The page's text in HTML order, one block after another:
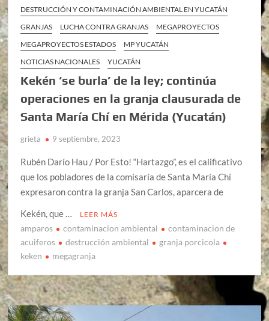
DESTRUCCIÓN Y CONTAMINACIÓN AMBIENTAL EN YUCATÁN
GRANJAS
LUCHA CONTRA GRANJAS
MEGAPROYECTOS
MEGAPROYECTOS ESTADOS
MP YUCATÁN
NOTICIAS NACIONALES
YUCATÁN
Kekén ‘se burla’ de la ley; continúa
operaciones en la granja clausurada de
Santa María Chí en Mérida (Yucatán)
grieta 9 septiembre, 2023
Rubén Darío Hau / Por Esto! “Hartazgo”, es el calificativo
que los pobladores de la comisaría de Santa María Chí
expresaron contra la granja San Carlos, aparcera de
Kekén, que …
LEER MÁS
amparos contaminacion ambiental
contaminacion de
acuiferos
destrucción ambiental
granja porcicola
keken
megagranja